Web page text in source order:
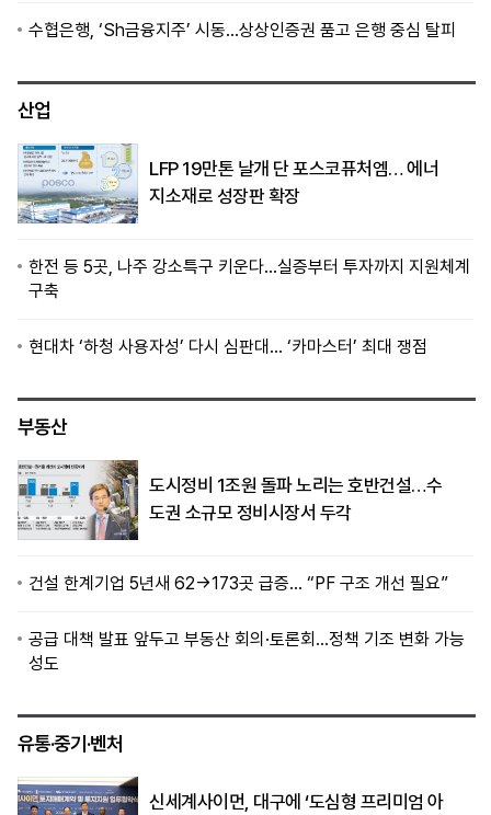
수협은행, ‘Sh금융지주’ 시동…상상인증권 품고 은행 중심 탈피
산업
LFP 19만톤 날개 단 포스코퓨처엠… 에너
지소재로 성장판 확장
한전 등 5곳, 나주 강소특구 키운다…실증부터 투자까지 지원체계
구축
현대차 ‘하청 사용자성’ 다시 심판대… ‘카마스터’ 최대 쟁점
부동산
도시정비 1조원 돌파 노리는 호반건설…수
도권 소규모 정비시장서 두각
건설 한계기업 5년새 62→173곳 급증… “PF 구조 개선 필요”
공급 대책 발표 앞두고 부동산 회의·토론회…정책 기조 변화 가능
성도
유통·중기·벤처
신세계사이먼, 대구에 ‘도심형 프리미엄 아